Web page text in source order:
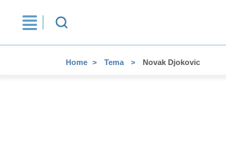
Home Tema Novak Djokovic